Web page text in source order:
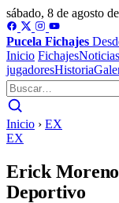
sábado, 8 de agosto
Pucela Fichajes
Inicio FichajesNoticias
jugadoresHistoria
Inicio › EX
EX
Erick
Deportivo